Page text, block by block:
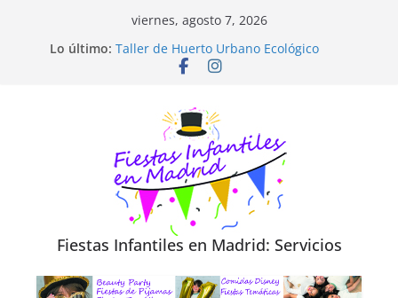
viernes, agosto 7, 2026
Lo último:
Diseño de Moda y Reciclaje de Prendas
Taller de Huerto Urbano Ecológico
TALLER FOTOGRAFÍA LA NATURALEZA
Trivial Virtual para niños
Fiestas Infantiles en Madrid: Servicios